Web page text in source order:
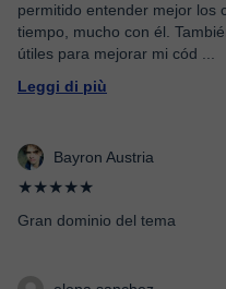
permitido entender mejor los
tiempo, mucho con él.
útiles para mejorar mi cód
Leggi di più
Bayron Austria
★★★★★
Gran dominio del tema